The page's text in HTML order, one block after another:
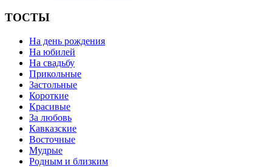
ТОСТЫ
На день рождения
На юбилей
На свадьбу
Прикольные
Застольные
Короткие
Красивые
За любовь
Кавказские
Восточные
Мудрые
Родным и близким